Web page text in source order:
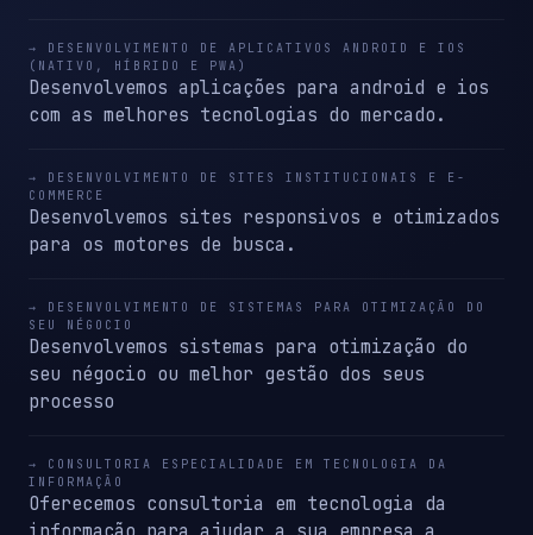
→ DESENVOLVIMENTO DE APLICATIVOS ANDROID E IOS
(NATIVO, HÍBRIDO E PWA)
Desenvolvemos aplicações para android e ios
com as melhores tecnologias do mercado.
→ DESENVOLVIMENTO DE SITES INSTITUCIONAIS E E-
COMMERCE
Desenvolvemos sites responsivos e otimizados
para os motores de busca.
→ DESENVOLVIMENTO DE SISTEMAS PARA OTIMIZAÇÃO DO
SEU NÉGOCIO
Desenvolvemos sistemas para otimização do
seu négocio ou melhor gestão dos seus
processo
→ CONSULTORIA ESPECIALIDADE EM TECNOLOGIA DA
INFORMAÇÃO
Oferecemos consultoria em tecnologia da